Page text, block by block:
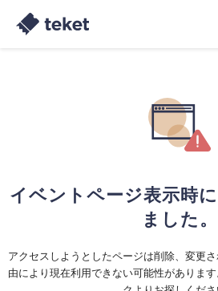
イベントページ表示時
ました。
アクセスしようとしたページは削除、変更
由により現在利用できない可能性がありま